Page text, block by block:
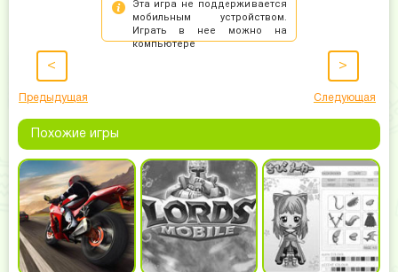
<
Предыдущая
>
Следующая
Похожие игры